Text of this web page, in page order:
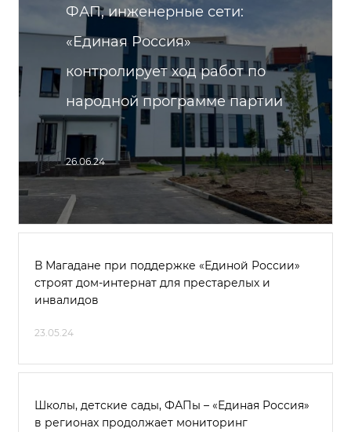
ФАП, инженерные сети:
«Единая Россия»
контролирует ход работ по
народной программе партии
26.06.24
В Магадане при поддержке «Единой России»
строят дом-интернат для престарелых и
инвалидов
23.05.24
Школы, детские сады, ФАПы – «Единая Россия»
в регионах продолжает мониторинг